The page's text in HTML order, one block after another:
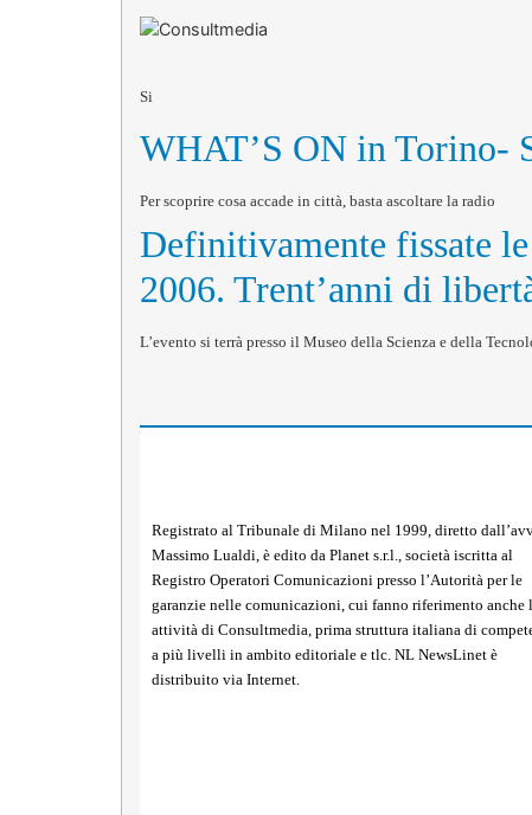
Si
WHAT’S ON in Torino-
Per scoprire cosa accade in città, basta ascoltare la radio
Definitivamente fissate
2006. Trent’anni di
L’evento si terrà presso il Museo della Scienza e della
Registrato al Tribunale di Milano nel 1999, diretto
Massimo Lualdi, è edito da Planet s.r.l., società iscritta al
Registro Operatori Comunicazioni presso l’Autorità per le
garanzie nelle comunicazioni, cui fanno riferimento anche
attività di Consultmedia, prima struttura italiana di
a più livelli in ambito editoriale e tlc. NL NewsLinet è
distribuito via Internet.